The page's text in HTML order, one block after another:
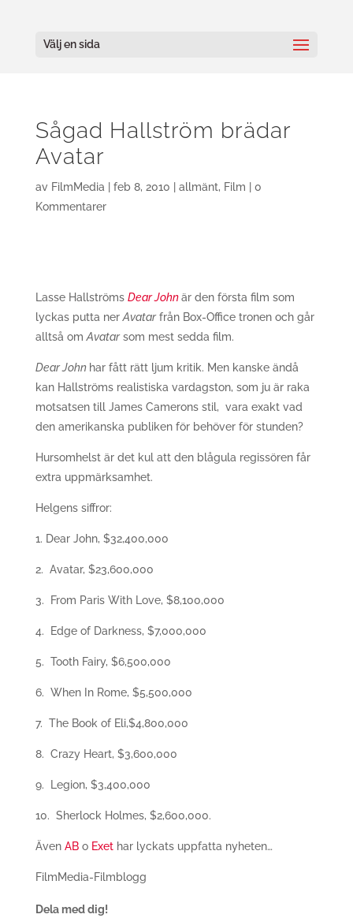
Välj en sida
Sågad Hallström brädar
Avatar
av FilmMedia feb 8, 2010 allmänt, Film
0
Kommentarer
Lasse Hallströms Dear Johnär den första film som
lyckas putta nerAvatarfrån Box-Office tronen och går
alltså omAvatarsom mest sedda film.
Dear John har fått rätt ljum kritik. Men kanske ändå
kan Hallströms realistiska vardagston, som ju är raka
motsatsen till James Camerons stil, vara exakt vad
den amerikanska publiken för behöver för stunden?
Hursomhelst är det kul att den blågula regissören får
extra uppmärksamhet.
Helgens siffror:
1. Dear John, $32,400,000
2. Avatar, $23,600,000
3. From Paris With Love, $8,100,000
4. Edge of Darkness, $7,000,000
5. Tooth Fairy, $6,500,000
6. When In Rome, $5,500,000
7. The Book of Eli,$4,800,000
8. Crazy Heart, $3,600,000
9. Legion, $3,400,000
10. Sherlock Holmes, $2,600,000.
Även ABo Exethar lyckats uppfatta nyheten…
FilmMedia-Filmblogg
Dela med dig!